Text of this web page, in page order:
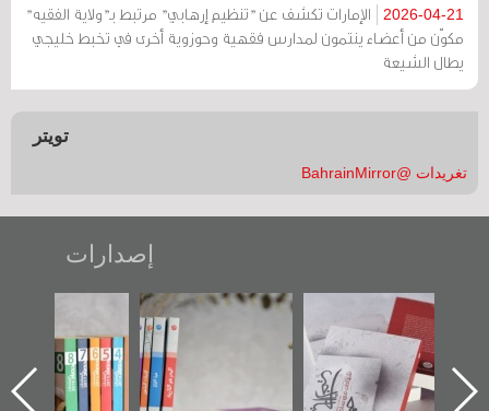
2026-04-21
الإمارات تكشف عن "تنظيم إرهابي" مرتبط بـ"ولاية الفقيه"
مكوّن من أعضاء ينتمون لمدارس فقهية وحوزوية أخرى في تخبط خليجي
يطال الشيعة
تويتر
تغريدات @BahrainMirror
إصدارات
"حماة الباب الأخير":
الإصدار الأول عن
اعتصام الدراز
وأحداث ساحة
تصنيف موضوعي
للوثائق البريطانية
يقدمه «مركز أوال»
في سلسلة من 5
تصدر حصاد
الساحات 2019